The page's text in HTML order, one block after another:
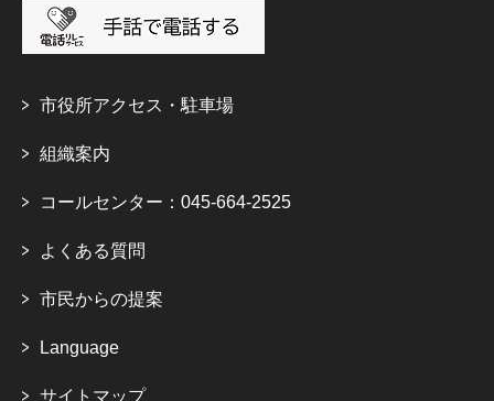
市役所アクセス・駐車場
組織案内
コールセンター：045-664-2525
よくある質問
市民からの提案
Language
サイトマップ